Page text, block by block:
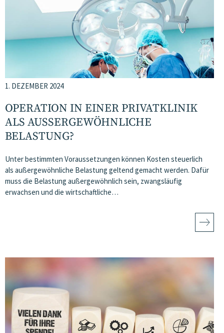
1. DEZEMBER 2024
OPERATION IN EINER PRIVATKLINIK
ALS AUSSERGEWÖHNLICHE B
ELASTUNG?
Unter bestimmten Voraussetzungen können Kosten steuerlich
als außergewöhnliche Belastung geltend gemacht werden. Dafür
muss die Belastung außergewöhnlich sein, zwangsläufig
erwachsen und die wirtschaftliche…